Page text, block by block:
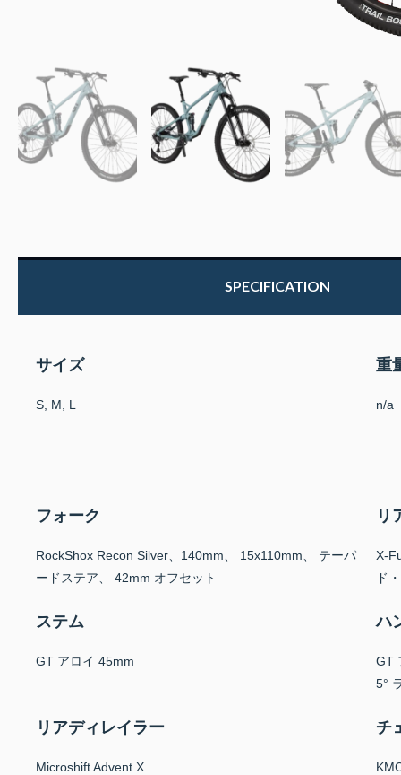
SPECIFICATION
サイズ
S, M, L
重
n/a
フォーク
RockShox Recon Silver、140mm、 15x110mm、 テーパ
ードステア、 42mm オフセット
リ
X-
ド
ステム
GT アロイ 45mm
ハ
GT
5°
リアディレイラー
Microshift Advent X
チ